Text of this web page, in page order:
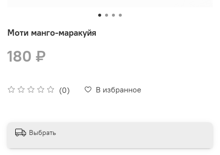
Моти манго-маракуйя
(0) В избранное
180 ₽
Выбрать